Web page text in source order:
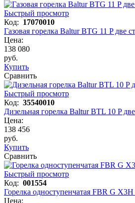
Быстрый просмотр
Код: 17070010
Газовая горелка Baltur BTG 11 P две
Цена:
138 080
руб.
Купить
Сравнить
Быстрый просмотр
Код: 35540010
Дизельная горелка Baltur BTL 10 P
Цена:
138 456
руб.
Купить
Сравнить
Быстрый просмотр
Код: 001554
Горелка одноступенчатая FBR G
Цена: